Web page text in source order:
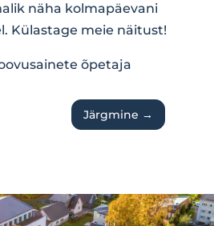
näha kolmapäevani
Külastage meie näitust!
õpetaja
Järgmine →